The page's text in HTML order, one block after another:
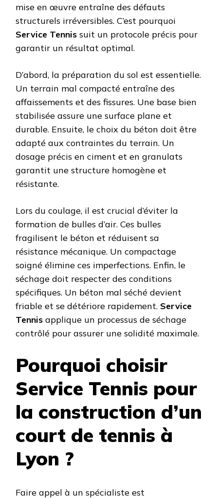
mise en œuvre entraîne des défauts
structurels irréversibles. C’est pourquoi
Service Tennis suit un protocole précis pour
garantir un résultat optimal.
D’abord, la préparation du sol est essentielle.
Un terrain mal compacté entraîne des
affaissements et des fissures. Une base bien
stabilisée assure une surface plane et
durable. Ensuite, le choix du béton doit être
adapté aux contraintes du terrain. Un
dosage précis en ciment et en granulats
garantit une structure homogène et
résistante.
Lors du coulage, il est crucial d’éviter la
formation de bulles d’air. Ces bulles
fragilisent le béton et réduisent sa
résistance mécanique. Un compactage
soigné élimine ces imperfections. Enfin, le
séchage doit respecter des conditions
spécifiques. Un béton mal séché devient
friable et se détériore rapidement. Service
Tennis applique un processus de séchage
contrôlé pour assurer une solidité maximale.
Pourquoi choisir
Service Tennis pour
la construction d’un
court de tennis à
Lyon ?
Faire appel à un spécialiste est